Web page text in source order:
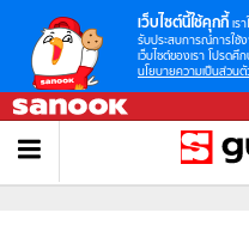
เว็บไซต์นี้ใช้คุกกี้ เร
รับประสบการณ์การใช้
เว็บไซต์ของเรา โปรดศึ
นโยบายความเป็นส่วนตั